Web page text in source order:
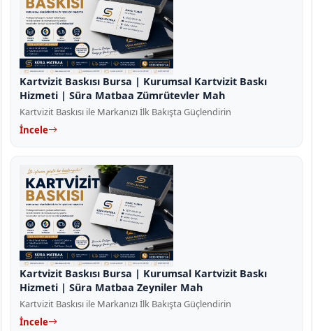
Kartvizit Baskısı Bursa | Kurumsal Kartvizit Baskı
Hizmeti | Süra Matbaa Zümrütevler Mah
Kartvizit Baskısı ile Markanızı İlk Bakışta Güçlendirin
İncele
Kartvizit Baskısı Bursa | Kurumsal Kartvizit Baskı
Hizmeti | Süra Matbaa Zeyniler Mah
Kartvizit Baskısı ile Markanızı İlk Bakışta Güçlendirin
İncele